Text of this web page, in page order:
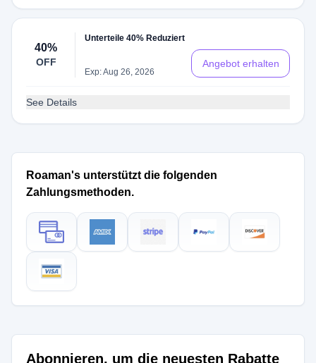
40%
OFF
Unterteile 40% Reduziert
Exp: Aug 26, 2026
Angebot erhalten
See Details
Roaman's unterstützt die folgenden
Zahlungsmethoden.
Abonnieren, um die neuesten Rabatte